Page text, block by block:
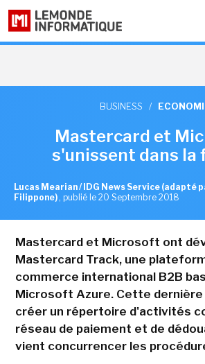
BUSINESS /
Mastercard et
s'unissent dans la
Lucas Mearian / IDG News Service (adapté
Filippone) , publié le 20 Septembre 2018
Mastercard et Microsoft ont
Mastercard Track, une
commerce international B2B
Microsoft Azure. Cette
créer un répertoire d'activités
réseau de paiement et de
vient concurrencer les